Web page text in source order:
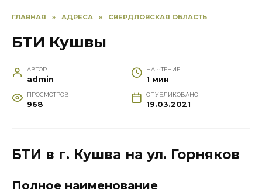
ГЛАВНАЯ » АДРЕСА » СВЕРДЛОВСКАЯ ОБЛАСТЬ
БТИ Кушвы
АВТОР
admin
НА ЧТЕНИЕ
1 мин
ПРОСМОТРОВ
968
ОПУБЛИКОВАНО
19.03.2021
БТИ в г. Кушва на ул. Горняков
Полное наименование